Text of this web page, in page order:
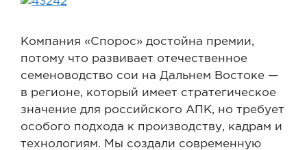
Компания «Спорос» достойна премии,
потому что развивает отечественное
семеноводство сои на Дальнем Востоке —
в регионе, который имеет стратегическое
значение для российского АПК, но требует
особого подхода к производству, кадрам и
технологиям. Мы создали современную